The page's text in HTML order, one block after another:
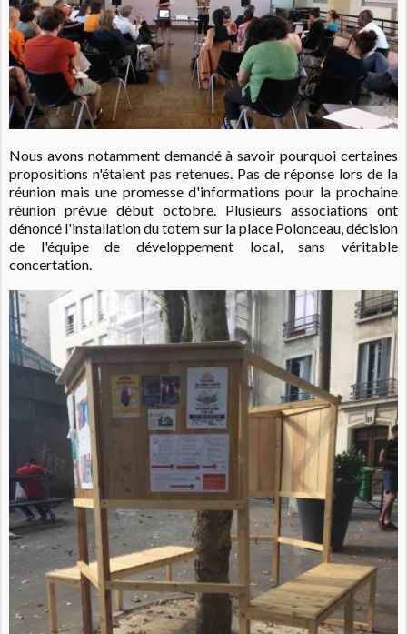
Nous avons notamment demandé à savoir pourquoi certaines
propositions n'étaient pas retenues. Pas de réponse lors de la
réunion mais une promesse d'informations pour la prochaine
réunion prévue début octobre. Plusieurs associations ont
dénoncé l'installation du totem sur la place Polonceau, décision
de l'équipe de développement local, sans véritable
concertation.